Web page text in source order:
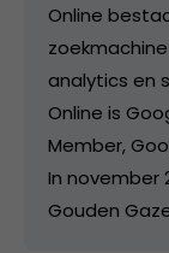
Online
analytics en
Online is
Member,
In november
Gouden